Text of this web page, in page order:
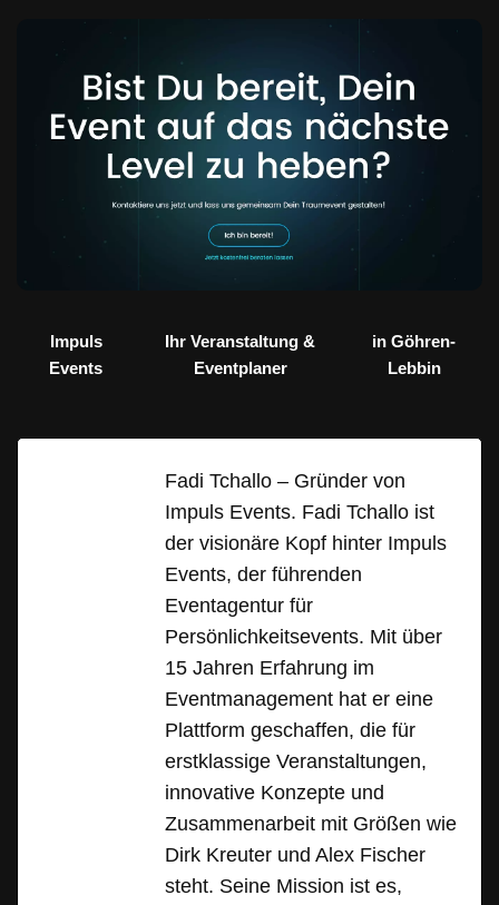
Impuls
Events
Ihr Veranstaltung &
Eventplaner
in Göhren-
Lebbin
Fadi Tchallo – Gründer von
Impuls Events. Fadi Tchallo ist
der visionäre Kopf hinter Impuls
Events, der führenden
Eventagentur für
Persönlichkeitsevents. Mit über
15 Jahren Erfahrung im
Eventmanagement hat er eine
Plattform geschaffen, die für
erstklassige Veranstaltungen,
innovative Konzepte und
Zusammenarbeit mit Größen wie
Dirk Kreuter und Alex Fischer
steht. Seine Mission ist es,